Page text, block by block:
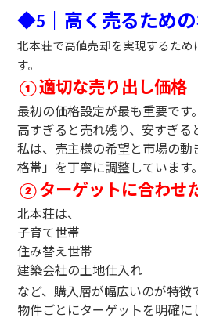
◆5 ｜高く売るため
北本荘で高値売却を実現するため
す。
①適切な売り出し価格
最初の価格設定が最も重要です。
高すぎると売れ残り、安すぎる
私は、売主様の希望と市場の
格帯」を丁寧に調整しています。
②ターゲットに合わせ
北本荘は、
子育て世帯
住み替え世帯
建築会社の土地仕入れ
など、購入層が幅広いのが特徴
物件ごとにターゲットを明確